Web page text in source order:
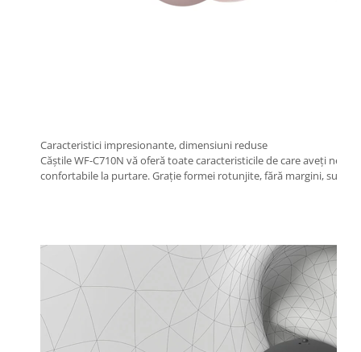
Caracteristici impresionante, dimensiuni reduse
Căștile WF-C710N vă oferă toate caracteristicile de care aveți
confortabile la purtare. Grație formei rotunjite, fără margini, sunt